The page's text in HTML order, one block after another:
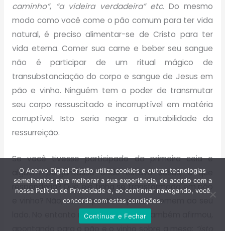
caminho”, “a videira verdadeira” etc.Do mesmo
modo como você come o pão comum para ter vida
natural, é preciso alimentar-se de Cristo para ter
vida eterna. Comer sua carne e beber seu sangue
não é participar de um ritual mágico de
transubstanciação do corpo e sangue de Jesus em
pão e vinho. Ninguém tem o poder de transmutar
seu corpo ressuscitado e incorruptível em matéria
corruptível. Isto seria negar a imutabilidade da
ressurreição.
Se você tivesse participado da primeira ceia e
alguém perguntasse onde estava Jesus, o que
responderia? Que ele tinha se transformado em pão
e vinho? Não, você apontaria para o Homem ao seu
lado. No entanto naquela noite ele também afirmou,
O Acervo Digital Cristão utiliza cookies e outras tecnologias
semelhantes para melhorar a sua experiência, de acordo com a
nossa Política de Privacidade e, ao continuar navegando, você
concorda com estas condições.
Continuar e Fechar